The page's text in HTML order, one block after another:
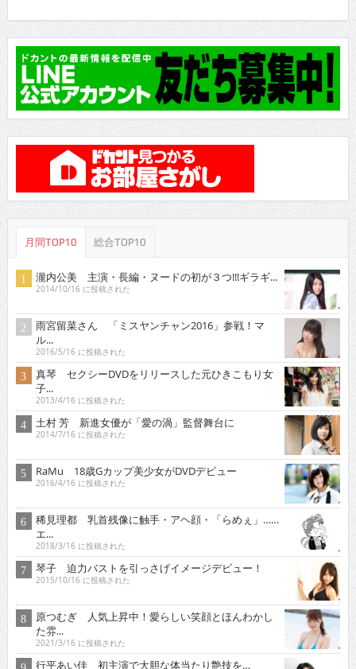
月間TOP10 総合TOP10
瀧内公美 主演・長編・ヌードの初が３つ!!!ギラギ...
2014/10/16 に投稿された
雨宮留菜さん 「ミスヤンチャン2016」参戦！マ
ル...
2016/5/16 に投稿された
真琴 セクシーDVDをリリースした元ひきこもり女
子...
2013/4/16 に投稿された
土村 芳 新進女優が「愛の渦」監督舞台に
2014/7/16 に投稿された
RaMu 18歳Gカップ美少女がDVDデビュー
2016/4/16 に投稿された
稀見理都 乳首残像に触手・アヘ顔・「らめぇ」……
エ...
2018/3/16 に投稿された
琴子 迫力バストを引っさげイメージデビュー！
2015/10/16 に投稿された
原つむぎ 人気上昇中！愛らしい笑顔とほんわかし
た雰...
2021/3/16 に投稿された
行平あい佳 初主演で大胆な体当たり艶技を…